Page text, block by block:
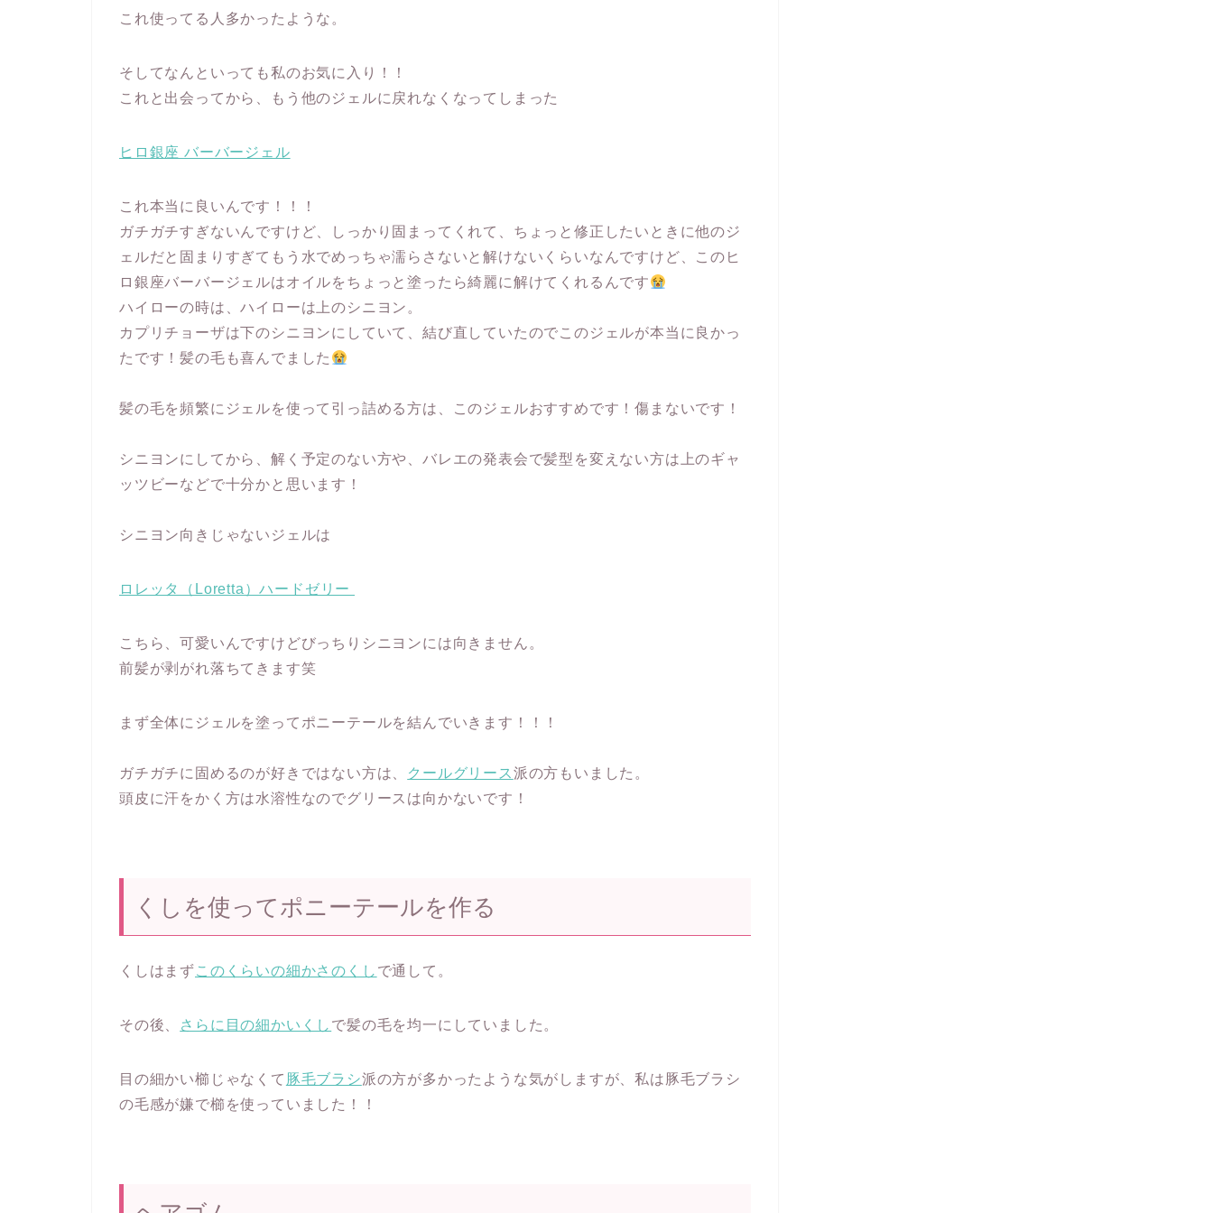
これ使ってる人多かったような。
そしてなんといっても私のお気に入り！！
これと出会ってから、もう他のジェルに戻れなくなってしまった
ヒロ銀座 バーバージェル
これ本当に良いんです！！！
ガチガチすぎないんですけど、しっかり固まってくれて、ちょっと修正したいときに他のジ
ェルだと固まりすぎてもう水でめっちゃ濡らさないと解けないくらいなんですけど、このヒ
ロ銀座バーバージェルはオイルをちょっと塗ったら綺麗に解けてくれるんです
ハイローの時は、ハイローは上のシニヨン。
カプリチョーザは下のシニヨンにしていて、結び直していたのでこのジェルが本当に良かっ
たです！髪の毛も喜んでました
髪の毛を頻繁にジェルを使って引っ詰める方は、このジェルおすすめです！傷まないです！
シニヨンにしてから、解く予定のない方や、バレエの発表会で髪型を変えない方は上のギャ
ッツビーなどで十分かと思います！
シニヨン向きじゃないジェルは
ロレッタ（Loretta）ハードゼリー
こちら、可愛いんですけどびっちりシニヨンには向きません。
前髪が剥がれ落ちてきます笑
まず全体にジェルを塗ってポニーテールを結んでいきます！！！
ガチガチに固めるのが好きではない方は、 クールグリース 派の方もいました。
頭皮に汗をかく方は水溶性なのでグリースは向かないです！
くしを使ってポニーテールを作る
くしはまずこのくらいの細かさのくし で通して。
その後、 さらに目の細かいくし で髪の毛を均一にしていました。
目の細かい櫛じゃなくて 豚毛ブラシ派の方が多かったような気がしますが、私は豚毛ブラシ
の毛感が嫌で櫛を使っていました！！